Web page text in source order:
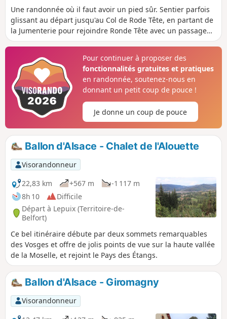
Une randonnée où il faut avoir un pied sûr. Sentier parfois
glissant au départ jusqu'au Col de Rode Tête, en partant de
la Jumenterie pour rejoindre Ronde Tête avec un passage
au Lac d'Alfeld et ses cascades. Passage à Sewen et son lac
nous ramène au pied du Ballon d'Alsace pour grimper à son
sommet : Vierge, table d'orientation, de belles vue sur les
environs. Enfin, passage à la statue de Jeanne d'Arc pour
ensuite rejoindre notre point de départ.
Pour continuer à proposer des
fonctionnalités gratuites et pratiques
en randonnée, soutenez-nous en
donnant un petit coup de pouce !
Je donne un coup de pouce
Ballon d'Alsace - Chalet de l'Alouette
Visorandonneur
22,83 km
+567 m
-1 117 m
8h 10
Difficile
Départ à Lepuix (Territoire-de-
Belfort)
Ce bel itinéraire débute par deux sommets remarquables
des Vosges et offre de jolis points de vue sur la haute vallée
de la Moselle, et rejoint le Pays des Étangs.
Ballon d'Alsace - Giromagny
Visorandonneur